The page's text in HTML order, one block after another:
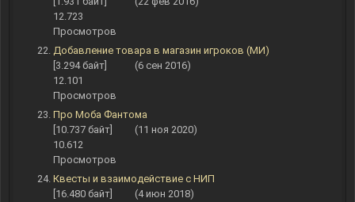
12.723
Просмотров
Добавление товара в магазин игроков (МИ)
[3.294 байт]
(6 сен 2016)
12.101
Просмотров
Про Моба Фантома
[10.737 байт]
(11 ноя 2020)
10.612
Просмотров
Квесты и взаимодействие с НИП
[16.480 байт]
(4 июн 2018)